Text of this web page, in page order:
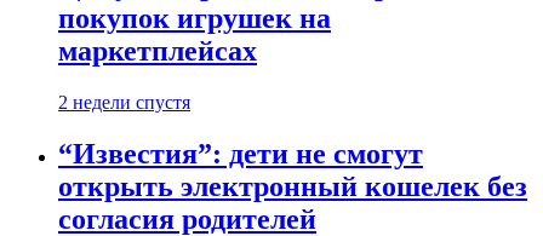
покупок игрушек на
маркетплейсах
2 недели спустя
“Известия”: дети не смогут
открыть электронный кошелек без
согласия родителей